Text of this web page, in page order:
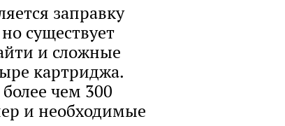
заправку
существует
и сложные
картриджа.
чем 300
и необходимые